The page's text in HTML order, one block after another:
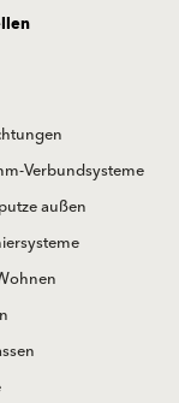
Verbundsysteme
außen